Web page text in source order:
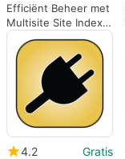
Efficiënt Beheer met
Multisite Site Index
Plugin
4.2
Gratis